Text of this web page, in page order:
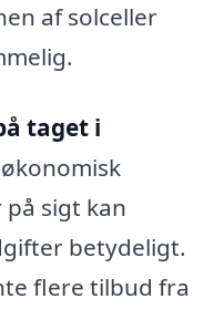
af solceller
taget i
sigt kan
betydeligt.
flere tilbud fra